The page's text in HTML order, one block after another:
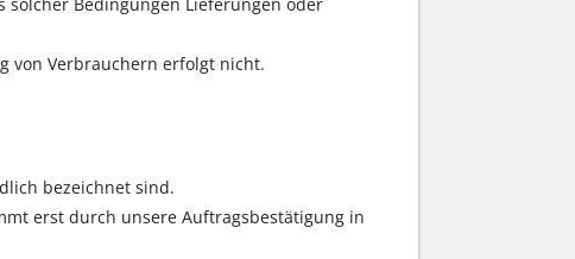
von Verbrauchern erfolgt nicht.
bezeichnet sind.
erst durch unsere Auftragsbestätigung in